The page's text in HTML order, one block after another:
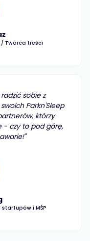
Twórca treści
sobie z
Parkn'Sleep
którzy
- czy to pod górę,
i MŚP
Suisse
właściwą rzeczą
masowej turystyki.
rynkowe".
AG